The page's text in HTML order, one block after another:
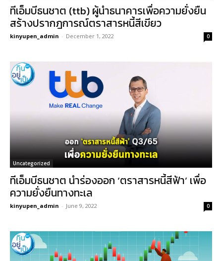
ทีเอ็มบีธนชาต (ttb) ผู้นำธนาคารเพื่อความยั่งยืน
สร้างปรากฎการณ์ตราสารหนี้สีเขียว
kinyupen_admin - December 1, 2022 0
Uncategorized
ทีเอ็มบีธนชาต นำร่องออก ‘ตราสารหนี้สีฟ้า’ เพื่อ
ความยั่งยืนทางทะเล
kinyupen_admin - June 9, 2022 0